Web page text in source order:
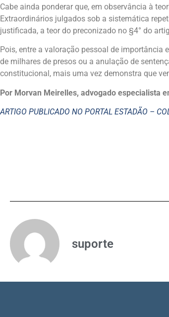
Cabe ainda ponderar que, em observância à
Extraordinários julgados sob a sistemática
justificada, a teor do preconizado no §4° do
Pois, entre a valoração pessoal de
de milhares de presos ou a anulação de
constitucional, mais uma vez demonstra que
Por Morvan Meirelles, advogado especialista
ARTIGO PUBLICADO NO PORTAL ESTADÃO –
suporte